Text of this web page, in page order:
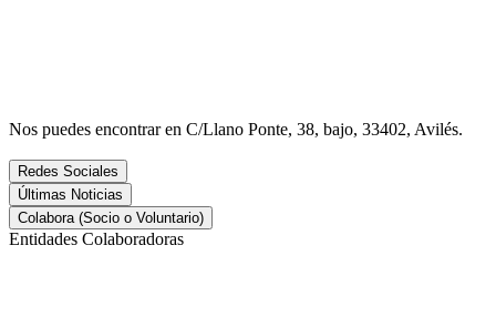
Nos puedes encontrar en C/Llano Ponte, 38, bajo, 33402, Avilés.
Redes Sociales
Últimas Noticias
Colabora (Socio o Voluntario)
Entidades Colaboradoras